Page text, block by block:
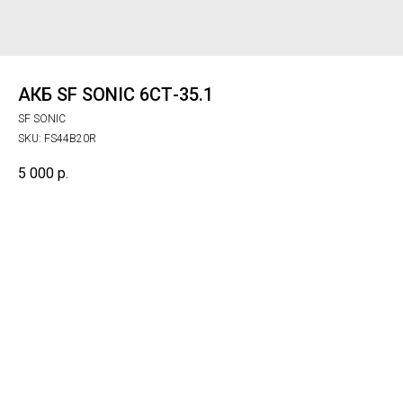
АКБ SF SONIC 6СТ-35.1
SF SONIC
SKU: FS44B20R
5 000 р.